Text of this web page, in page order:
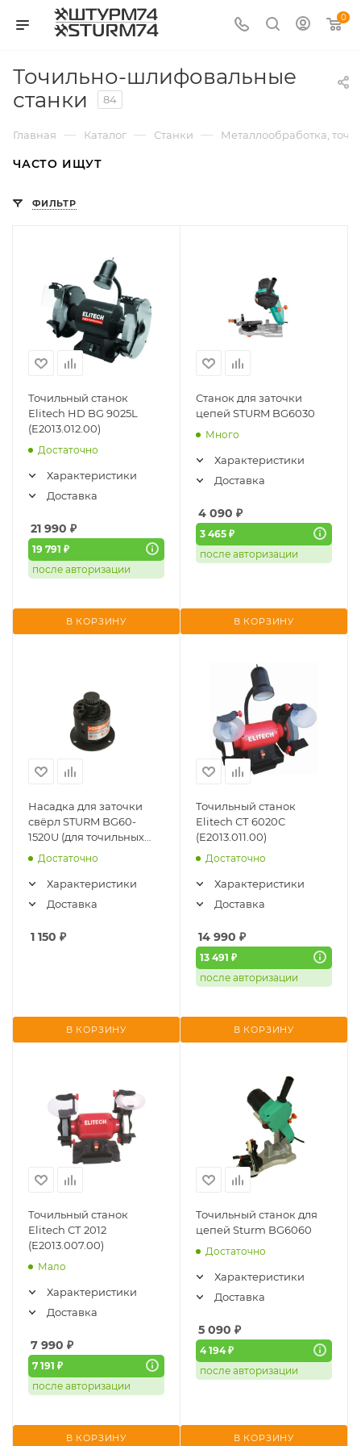
0
Точильно-шлифовальные
станки
84
Главная — Каталог — Станки — Металлообработка,
ЧАСТО ИЩУТ
ФИЛЬТР
Точильный станок
Elitech HD BG 9025L
(E2013.012.00)
Достаточно
Характеристики
Доставка
21 990 ₽
19 791 ₽
после авторизации
В КОРЗИНУ
Станок для заточки
цепей STURM BG6030
Много
Характеристики
Доставка
4 090 ₽
3 465 ₽
после авторизации
В КОРЗИНУ
Насадка для заточки
свёрл STURM BG60-
1520U (для точильных
станок
BG60152U/BG60202U)
Достаточно
Характеристики
Доставка
1 150 ₽
В КОРЗИНУ
Точильный станок
Elitech СТ 6020С
(E2013.011.00)
Достаточно
Характеристики
Доставка
14 990 ₽
13 491 ₽
после авторизации
В КОРЗИНУ
Точильный станок
Elitech СТ 2012
(E2013.007.00)
Мало
Характеристики
Доставка
7 990 ₽
7 191 ₽
после авторизации
В КОРЗИНУ
Точильный станок для
цепей Sturm BG6060
Достаточно
Характеристики
Доставка
5 090 ₽
4 194 ₽
после авторизации
В КОРЗИНУ